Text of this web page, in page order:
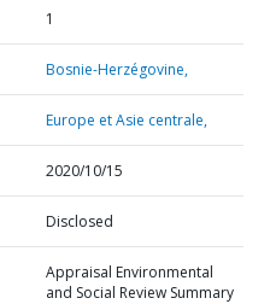
1
Bosnie-Herzégovine,
Europe et Asie centrale,
2020/10/15
Disclosed
Appraisal Environmental
and Social Review Summary